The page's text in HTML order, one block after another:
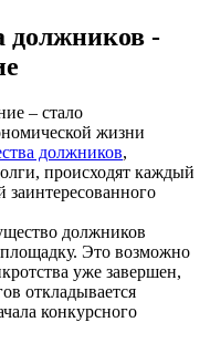
должников -
– стало
жизни
должников,
происходят каждый
заинтересованного
должников
Это возможно
уже завершен,
откладывается
конкурсного